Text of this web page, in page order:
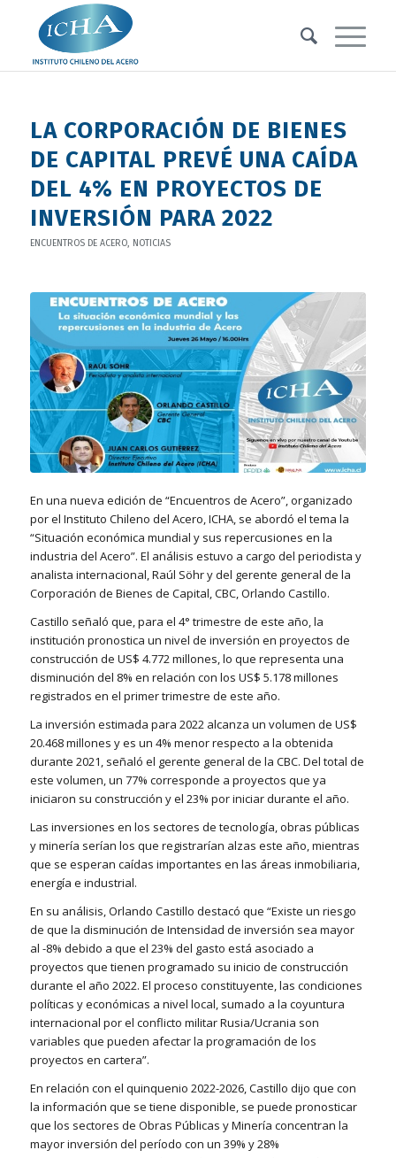
LA CORPORACIÓN DE BIENES
DE CAPITAL PREVÉ UNA CAÍDA
DEL 4% EN PROYECTOS DE
INVERSIÓN PARA 2022
ENCUENTROS DE ACERO, NOTICIAS
En una nueva edición de “Encuentros de Acero”, organizado
por el Instituto Chileno del Acero, ICHA, se abordó el tema la
“Situación económica mundial y sus repercusiones en la
industria del Acero”. El análisis estuvo a cargo del periodista y
analista internacional, Raúl Söhr y del gerente general de la
Corporación de Bienes de Capital, CBC, Orlando Castillo.
Castillo señaló que, para el 4° trimestre de este año, la
institución pronostica un nivel de inversión en proyectos de
construcción de US$ 4.772 millones, lo que representa una
disminución del 8% en relación con los US$ 5.178 millones
registrados en el primer trimestre de este año.
La inversión estimada para 2022 alcanza un volumen de US$
20.468 millones y es un 4% menor respecto a la obtenida
durante 2021, señaló el gerente general de la CBC. Del total de
este volumen, un 77% corresponde a proyectos que ya
iniciaron su construcción y el 23% por iniciar durante el año.
Las inversiones en los sectores de tecnología, obras públicas
y minería serían los que registrarían alzas este año, mientras
que se esperan caídas importantes en las áreas inmobiliaria,
energía e industrial.
En su análisis, Orlando Castillo destacó que “Existe un riesgo
de que la disminución de Intensidad de inversión sea mayor
al -8% debido a que el 23% del gasto está asociado a
proyectos que tienen programado su inicio de construcción
durante el año 2022. El proceso constituyente, las condiciones
políticas y económicas a nivel local, sumado a la coyuntura
internacional por el conflicto militar Rusia/Ucrania son
variables que pueden afectar la programación de los
proyectos en cartera”.
En relación con el quinquenio 2022-2026, Castillo dijo que con
la información que se tiene disponible, se puede pronosticar
que los sectores de Obras Públicas y Minería concentran la
mayor inversión del período con un 39% y 28%